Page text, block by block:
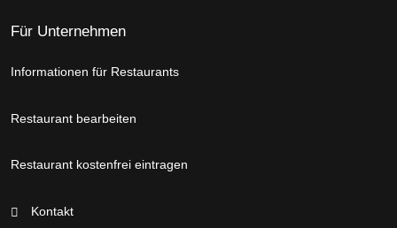
Für Unternehmen
Informationen für Restaurants
Restaurant bearbeiten
Restaurant kostenfrei eintragen
Kontakt